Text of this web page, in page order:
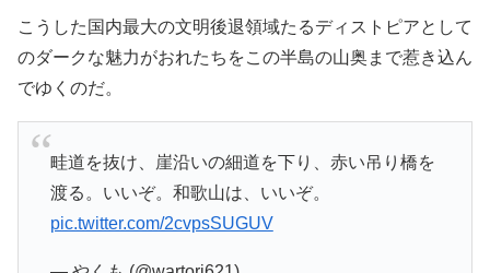
こうした国内最大の文明後退領域たるディストピアとして
のダークな魅力がおれたちをこの半島の山奥まで惹き込ん
でゆくのだ。
畦道を抜け、崖沿いの細道を下り、赤い吊り橋を
渡る。いいぞ。和歌山は、いいぞ。
pic.twitter.com/2cvpsSUGUV